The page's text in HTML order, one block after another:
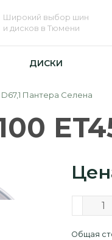
Широкий выбор шин
и дисков в Тюмени
ДИСКИ
D67,1 Пантера Селена
Общая